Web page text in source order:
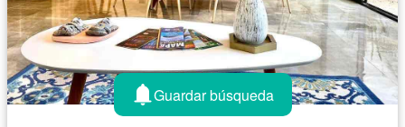
Guardar búsqueda